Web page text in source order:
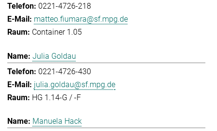
0221-4726-218
matteo.fiumara@sf.mpg.de
Container 1.05
Julia Goldau
0221-4726-430
julia.goldau@sf.mpg.de
HG 1.14-G / -F
Manuela Hack